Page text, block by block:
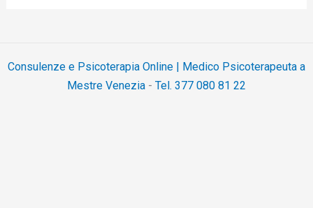
Consulenze e Psicoterapia Online | Medico Psicoterapeuta a
Mestre Venezia - Tel. 377 080 81 22